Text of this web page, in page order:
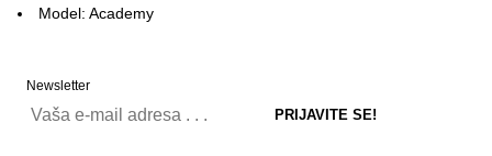
Model: Academy
Newsletter